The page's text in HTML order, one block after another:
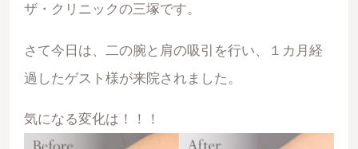
ザ・クリニックの三塚です。
さて今日は、二の腕と肩の吸引を行い、１カ月経
過したゲスト様が来院されました。
気になる変化は！！！